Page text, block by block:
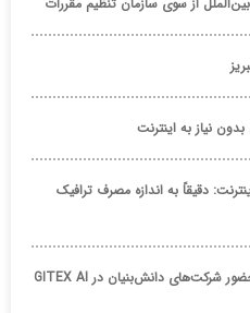
نیاز به اینترنت
دقیقاً به اندازه مصرف ترافیک
حمایت تا سقف ۴۵۰ میلیون تومان از حضور شرکت‌های دانش‌بنیان در GITEX AI